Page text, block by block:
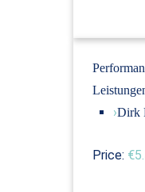
›Dirk
Price: